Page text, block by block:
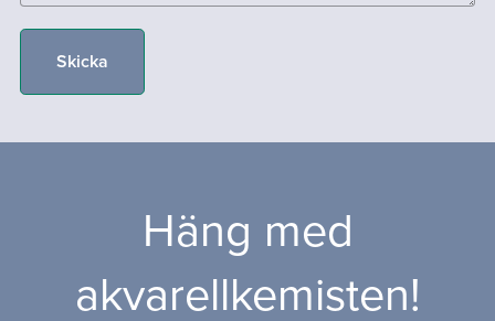
Skicka
Häng med
akvarellkemisten!